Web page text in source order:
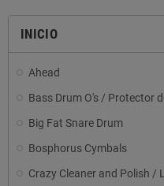
INICIO
Ahead
Bass Drum O's / Protector
Big Fat Snare Drum
Bosphorus Cymbals
Crazy Cleaner and Polish /